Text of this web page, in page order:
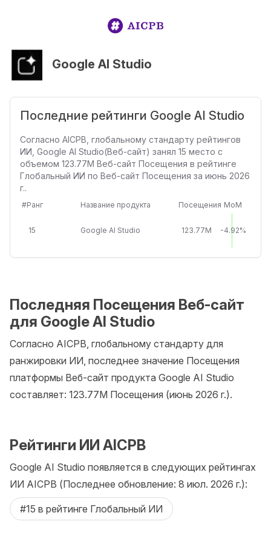
Google AI Studio
Последние рейтинги Google AI Studio
Согласно AICPB, глобальному стандарту рейтингов
ИИ, Google AI Studio(Веб-сайт) занял 15 место с
объемом 123.77M Веб-сайт Посещения в рейтинге
Глобальный ИИ по Веб-сайт Посещения за июнь 2026
г..
#Ранг Название продукта Посещения MoM
15 Google AI Studio 123.77M -4.92%
Последняя Посещения Веб-сайт
для Google AI Studio
Согласно AICPB, глобальному стандарту для
ранжировки ИИ, последнее значение Посещения
платформы Веб-сайт продукта Google AI Studio
составляет: 123.77M Посещения (июнь 2026 г.).
Рейтинги ИИ AICPB
Google AI Studio появляется в следующих рейтингах
ИИ AICPB (Последнее обновление: 8 июл. 2026 г.):
#15 в рейтинге Глобальный ИИ